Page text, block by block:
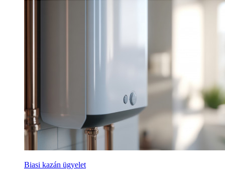
Biasi kazán ügyelet